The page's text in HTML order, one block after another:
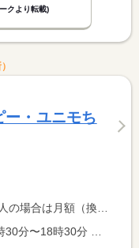
クより転載)
ー・ユニモち
の場合は時間額を表示しています。